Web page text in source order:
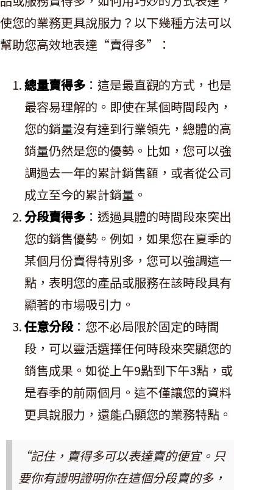
使您的業務更具說服力？以下幾種方法可以
幫助您高效地表達“賣得多”：
總量賣得多 ：這是最直觀的方式，也是
最容易理解的。即使在某個時間段內，
您的銷量沒有達到行業領先，總體的高
銷量仍然是您的優勢。比如，您可以強
調過去一年的累計銷售額，或者從公司
成立至今的累計銷量。
分段賣得多 ：透過具體的時間段來突出
您的銷售優勢。例如，如果您在夏季的
某個月份賣得特別多，您可以強調這一
點，表明您的產品或服務在該時段具有
顯著的市場吸引力。
任意分段：您不必局限於固定的時間
段，可以靈活選擇任何時段來突顯您的
銷售成果。如從上午9點到下午3點，或
是春季的前兩個月。這不僅讓您的資料
更具說服力，還能凸顯您的業務特點。
“記住，賣得多可以表達賣的便宜。只
要你有證明證明你在這個分段賣的多，